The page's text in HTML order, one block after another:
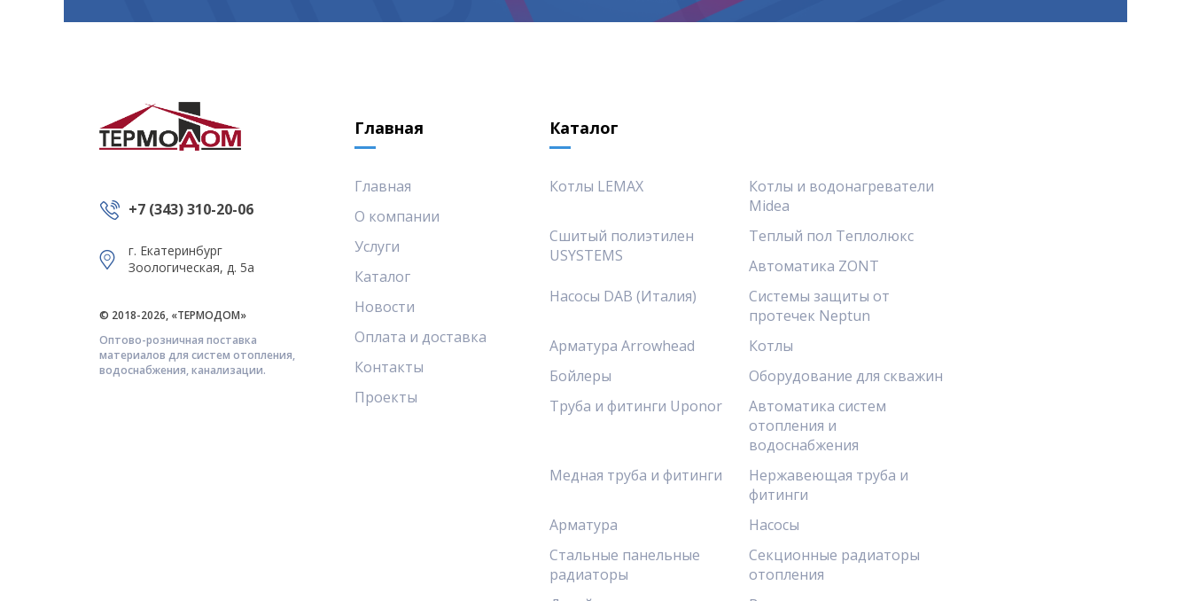
Главная Каталог
+7 (343) 310-20-06
г. Екатеринбург
Зоологическая, д. 5а
© 2018-2026, «ТЕРМОДОМ»
Оптово-розничная поставка
материалов для систем отопления,
водоснабжения, канализации.
Главная
О компании
Услуги
Каталог
Новости
Оплата и доставка
Контакты
Проекты
Котлы LEMAX
Котлы и водонагреватели
Midea
Сшитый полиэтилен
USYSTEMS
Теплый пол Теплолюкс
Автоматика ZONT
Насосы DAB (Италия)
Системы защиты от
протечек Neptun
Арматура Arrowhead
Котлы
Бойлеры
Оборудование для скважин
Труба и фитинги Uponor
Автоматика систем
отопления и
водоснабжения
Медная труба и фитинги
Нержавеющая труба и
фитинги
Арматура
Насосы
Стальные панельные
радиаторы
Секционные радиаторы
отопления